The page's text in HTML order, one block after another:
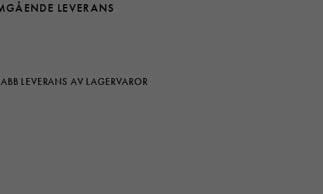
LEVERANS
LEVERANS AV LAGERVAROR